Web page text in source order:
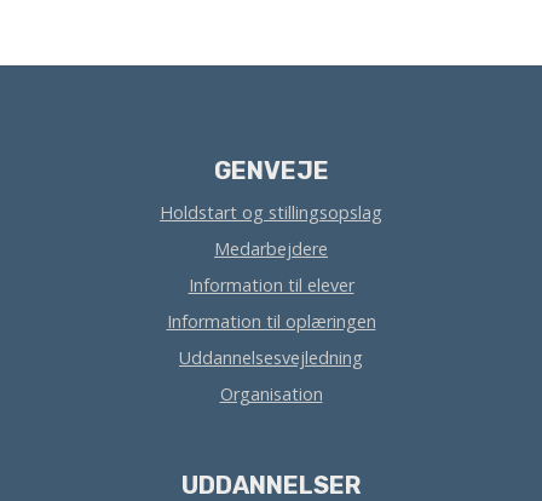
GENVEJE
Holdstart og stillingsopslag
Medarbejdere
Information til elever
Information til oplæringen
Uddannelsesvejledning
Organisation
UDDANNELSER